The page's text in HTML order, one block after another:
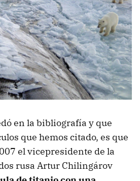
en la bibliografía y que
que hemos citado, es que
el vicepresidente de la
rusa Artur Chilingárov